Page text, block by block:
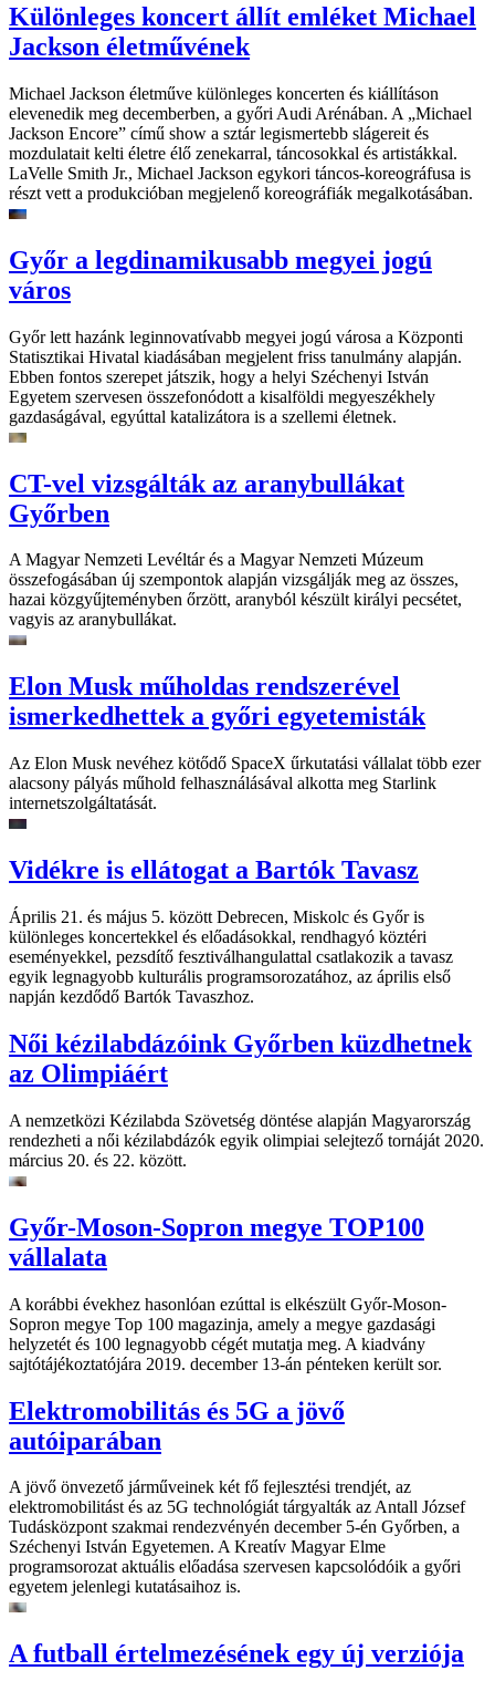
Különleges koncert állít emléket Michael
Jackson életművének
Michael Jackson életműve különleges koncerten és kiállításon
elevenedik meg decemberben, a győri Audi Arénában. A „Michael
Jackson Encore” című show a sztár legismertebb slágereit és
mozdulatait kelti életre élő zenekarral, táncosokkal és artistákkal.
LaVelle Smith Jr., Michael Jackson egykori táncos-koreográfusa is
részt vett a produkcióban megjelenő koreográfiák megalkotásában.
Győr a legdinamikusabb megyei jogú
város
Győr lett hazánk leginnovatívabb megyei jogú városa a Központi
Statisztikai Hivatal kiadásában megjelent friss tanulmány alapján.
Ebben fontos szerepet játszik, hogy a helyi Széchenyi István
Egyetem szervesen összefonódott a kisalföldi megyeszékhely
gazdaságával, egyúttal katalizátora is a szellemi életnek.
CT-vel vizsgálták az aranybullákat
Győrben
A Magyar Nemzeti Levéltár és a Magyar Nemzeti Múzeum
összefogásában új szempontok alapján vizsgálják meg az összes,
hazai közgyűjteményben őrzött, aranyból készült királyi pecsétet,
vagyis az aranybullákat.
Elon Musk műholdas rendszerével
ismerkedhettek a győri egyetemisták
Az Elon Musk nevéhez kötődő SpaceX űrkutatási vállalat több ezer
alacsony pályás műhold felhasználásával alkotta meg Starlink
internetszolgáltatását.
Vidékre is ellátogat a Bartók Tavasz
Április 21. és május 5. között Debrecen, Miskolc és Győr is
különleges koncertekkel és előadásokkal, rendhagyó köztéri
eseményekkel, pezsdítő fesztiválhangulattal csatlakozik a tavasz
egyik legnagyobb kulturális programsorozatához, az április első
napján kezdődő Bartók Tavaszhoz.
Női kézilabdázóink Győrben küzdhetnek
az Olimpiáért
A nemzetközi Kézilabda Szövetség döntése alapján Magyarország
rendezheti a női kézilabdázók egyik olimpiai selejtező tornáját 2020.
március 20. és 22. között.
Győr-Moson-Sopron megye TOP100
vállalata
A korábbi évekhez hasonlóan ezúttal is elkészült Győr-Moson-
Sopron megye Top 100 magazinja, amely a megye gazdasági
helyzetét és 100 legnagyobb cégét mutatja meg. A kiadvány
sajtótájékoztatójára 2019. december 13-án pénteken került sor.
Elektromobilitás és 5G a jövő
autóiparában
A jövő önvezető járműveinek két fő fejlesztési trendjét, az
elektromobilitást és az 5G technológiát tárgyalták az Antall József
Tudásközpont szakmai rendezvényén december 5-én Győrben, a
Széchenyi István Egyetemen. A Kreatív Magyar Elme
programsorozat aktuális előadása szervesen kapcsolódóik a győri
egyetem jelenlegi kutatásaihoz is.
A futball értelmezésének egy új verziója